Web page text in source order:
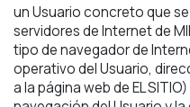
un Usuario concreto que
servidores de Internet de
tipo de navegador de
operativo del Usuario,
a la página web de EL